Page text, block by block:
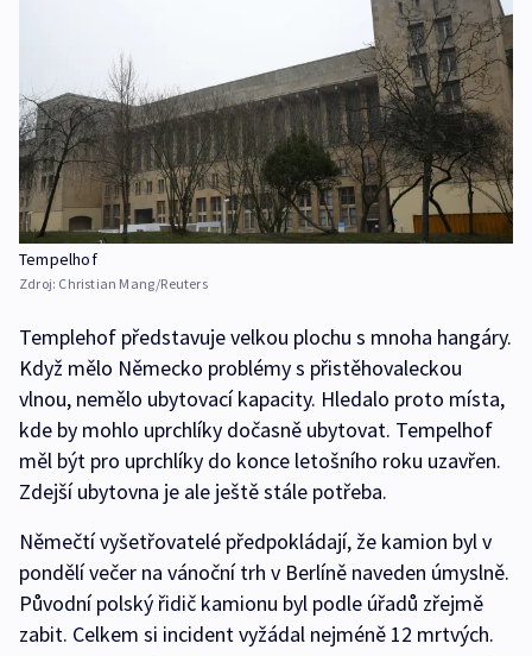
Tempelhof
Zdroj: Christian Mang/Reuters
Templehof představuje velkou plochu s mnoha hangáry.
Když mělo Německo problémy s přistěhovaleckou
vlnou, nemělo ubytovací kapacity. Hledalo proto místa,
kde by mohlo uprchlíky dočasně ubytovat. Tempelhof
měl být pro uprchlíky do konce letošního roku uzavřen.
Zdejší ubytovna je ale ještě stále potřeba.
Němečtí vyšetřovatelé předpokládají, že kamion byl v
pondělí večer na vánoční trh v Berlíně naveden úmyslně.
Původní polský řidič kamionu byl podle úřadů zřejmě
zabit. Celkem si incident vyžádal nejméně 12 mrtvých.